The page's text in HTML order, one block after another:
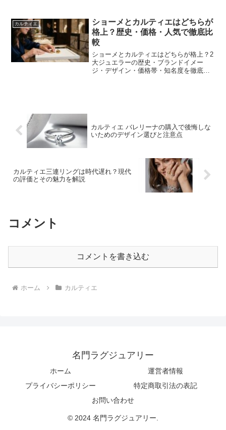
める前に確認しておきたい点を解説しま
す。
カルティエ
ショーメとカルティエはどちらが
格上？歴史・価格・人気で徹底比
較
ショーメとカルティエはどちらが格上？2
大ジュエラーの歴史・ブランドイメー
ジ・デザイン・価格帯・知名度を徹底比
カルティエ バレリーナの購入で後悔しな
いためのデザイン選びと注意点
カルティエ三連リングは時代遅れ？現代
の評価とその魅力を解説
コメント
コメントを書き込む
ホーム カルティエ
名門ラグジュアリー
ホーム
運営者情報
プライバシーポリシー
特定商取引法の表記
お問い合わせ
© 2024 名門ラグジュアリー.